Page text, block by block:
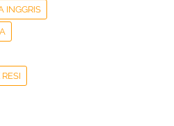
INGGRIS